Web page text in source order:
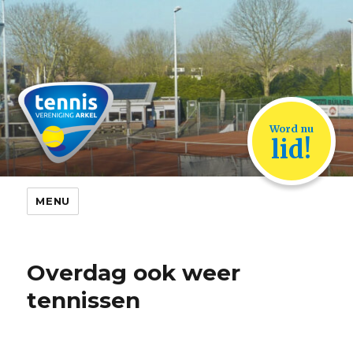
TVA Arkel
Word nu
lid!
MENU
Overdag ook weer
tennissen